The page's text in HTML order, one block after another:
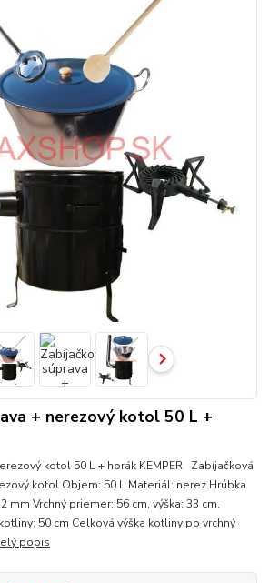
+ nerezový kotol 50 L +
kotol 50 L + horák KEMPER Zabíjačková
kotol Objem: 50 L Materiál: nerez Hrúbka
mm Vrchný priemer: 56 cm, výška: 33 cm.
50 cm Celková výška kotliny po vrchný
popis